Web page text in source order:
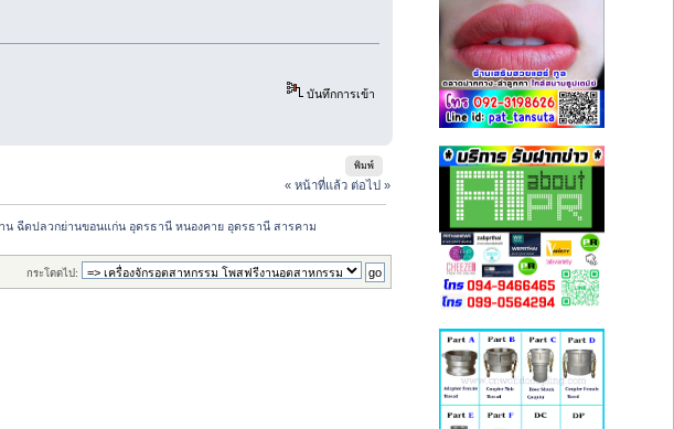
บันทึกการเข้า
พิมพ์
« หน้าที่แล้ว ต่อไป »
น ฉีดปลวกย่านขอนแก่น อุดรธานี หนองคาย อุดรธานี สารคาม
กระโดดไป: